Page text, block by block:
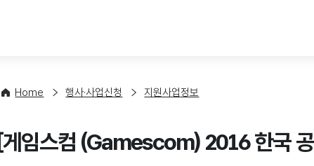
Home 행사·사업신청 지원사업정보
[게임스컴 (Gamescom) 2016 한국